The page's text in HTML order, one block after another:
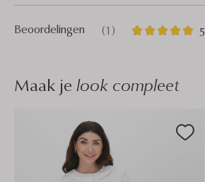
Beoordelingen (1) 5
1
5
Maak je look compleet